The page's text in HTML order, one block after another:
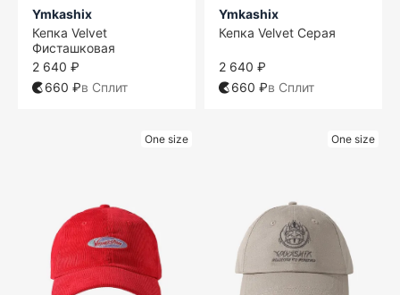
Ymkashix
Кепка Velvet
Фисташковая
2 640 ₽
660 ₽в Сплит
Ymkashix
Кепка Velvet Серая
2 640 ₽
660 ₽в Сплит
One size One size